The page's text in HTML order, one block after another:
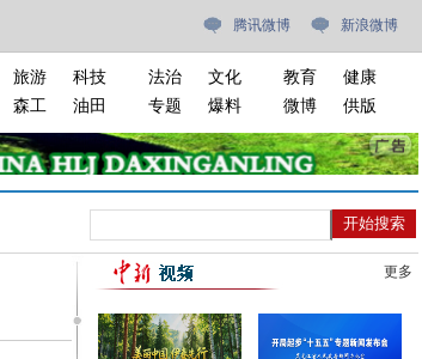
腾讯微博 新浪微博
旅游
科技
森工
油田
法治
文化
专题
爆料
教育
健康
微博
供版
更多